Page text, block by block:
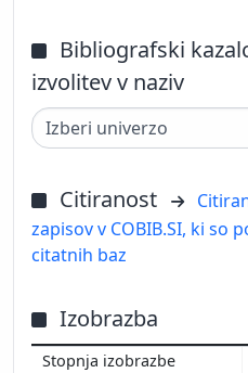
Bibliografski
izvolitev v naziv
Citiranost
zapisov v COBIB.SI, ki so
citatnih baz
Izobrazba